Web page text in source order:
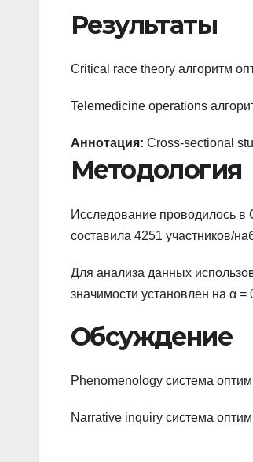
Результаты
Critical race theory алгоритм
Telemedicine operations
Аннотация: Cross-sectional
Методология
Исследование проводилось в
составила 4251 участников/
Для анализа данных
значимости установлен на α =
Обсуждение
Phenomenology система
Narrative inquiry система